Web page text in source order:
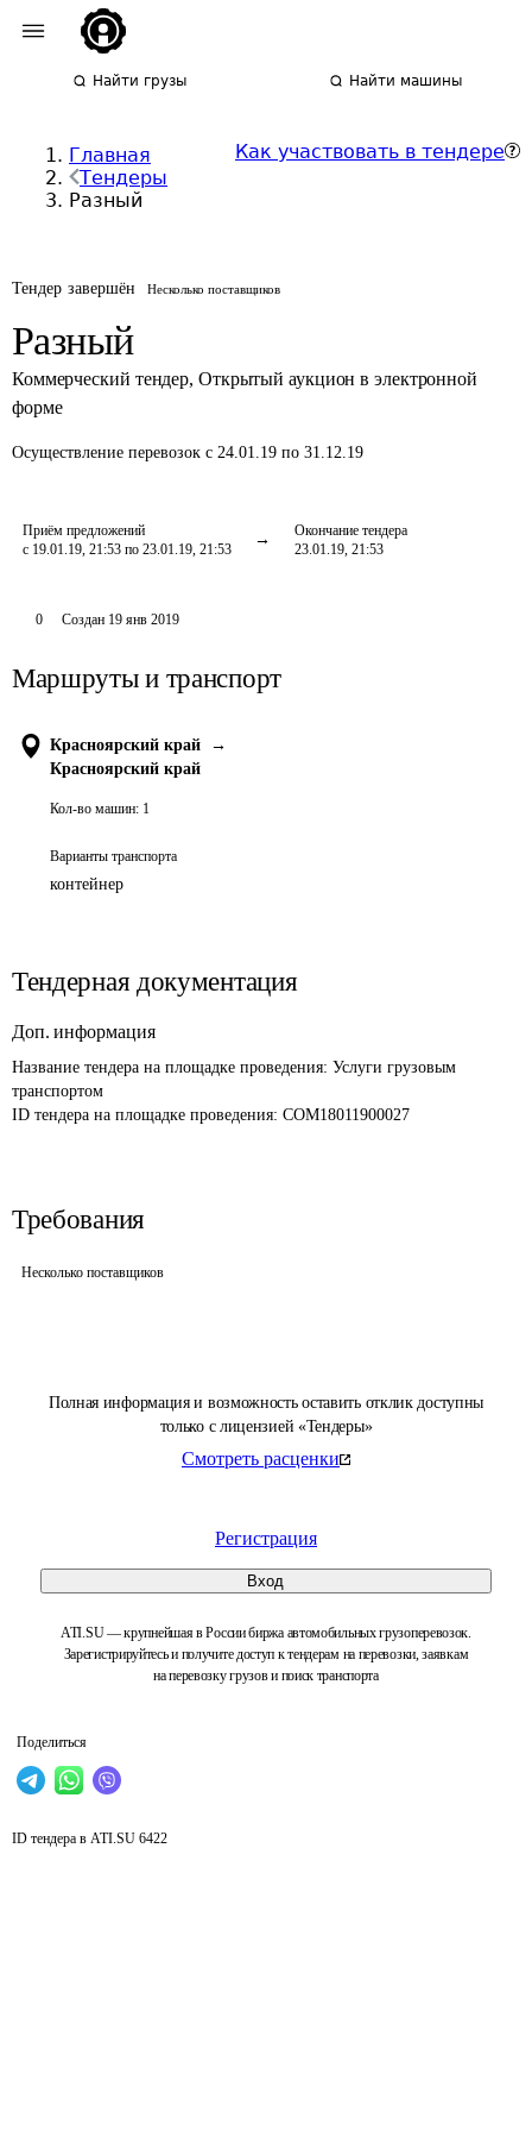
Найти грузы Найти машины
Главная
Тендеры
Разный
Как участвовать в тендере
Тендер завершён Несколько поставщиков
Разный
Коммерческий тендер, Открытый аукцион в электронной
форме
Осуществление перевозок с 24.01.19 по 31.12.19
Приём предложений
с 19.01.19, 21:53 по 23.01.19, 21:53
Окончание тендера
23.01.19, 21:53
Полная информация и возможность оставить отклик доступны
только с лицензией «Тендеры»
Смотреть расценки
Регистрация
Вход
ATI.SU — крупнейшая в России биржа автомобильных грузоперевозок.
Зарегистрируйтесь и получите доступ к тендерам на перевозки, заявкам
на перевозку грузов и поиск транспорта
Поделиться
0 Создан 19 янв 2019
Маршруты и транспорт
Красноярский край
→
Красноярский край
Кол-во машин: 1
Варианты транспорта
контейнер
Тендерная документация
Доп. информация
Название тендера на площадке проведения: Услуги грузовым
транспортом
ID тендера на площадке проведения: COM18011900027
Требования
Несколько поставщиков
ID тендера в ATI.SU 6422